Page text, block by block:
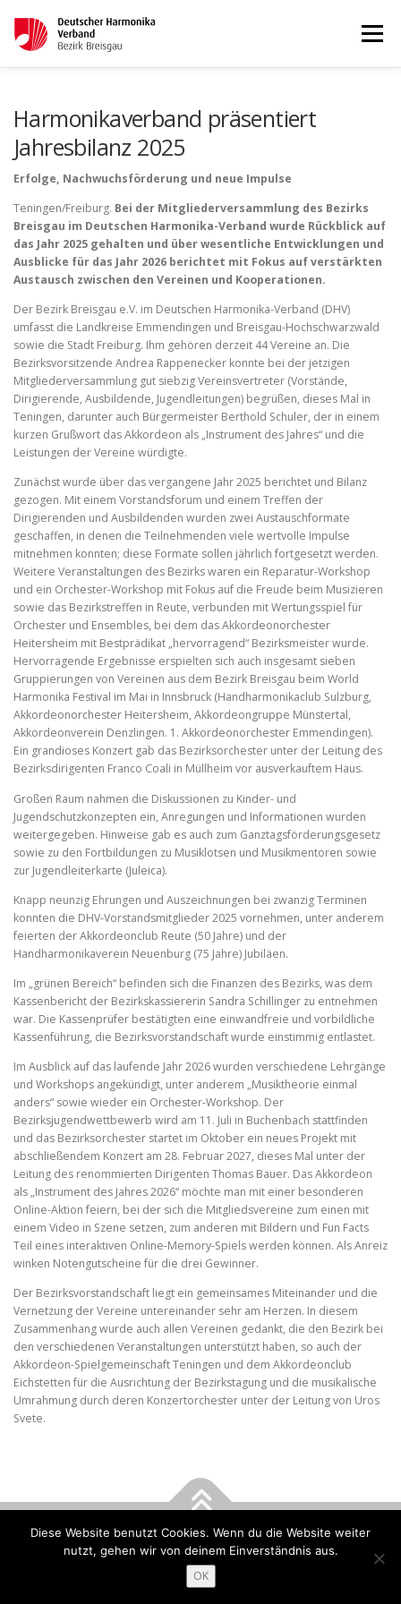
Menü
KONTAKT
Harmonikaverband präsentiert
Jahresbilanz 2025
Erfolge, Nachwuchsförderung und neue Impulse
Teningen/Freiburg. Bei der Mitgliederversammlung des Bezirks
Breisgau im Deutschen Harmonika-Verband wurde Rückblick auf
das Jahr 2025 gehalten und über wesentliche Entwicklungen und
Ausblicke für das Jahr 2026 berichtet mit Fokus auf verstärkten
Austausch zwischen den Vereinen und Kooperationen.
Der Bezirk Breisgau e.V. im Deutschen Harmonika-Verband (DHV)
umfasst die Landkreise Emmendingen und Breisgau-Hochschwarzwald
sowie die Stadt Freiburg. Ihm gehören derzeit 44 Vereine an. Die
Bezirksvorsitzende Andrea Rappenecker konnte bei der jetzigen
Mitgliederversammlung gut siebzig Vereinsvertreter (Vorstände,
Dirigierende, Ausbildende, Jugendleitungen) begrüßen, dieses Mal in
Teningen, darunter auch Bürgermeister Berthold Schuler, der in einem
kurzen Grußwort das Akkordeon als „Instrument des Jahres“ und die
Leistungen der Vereine würdigte.
Zunächst wurde über das vergangene Jahr 2025 berichtet und Bilanz
gezogen. Mit einem Vorstandsforum und einem Treffen der
Dirigierenden und Ausbildenden wurden zwei Austauschformate
geschaffen, in denen die Teilnehmenden viele wertvolle Impulse
mitnehmen konnten; diese Formate sollen jährlich fortgesetzt werden.
Weitere Veranstaltungen des Bezirks waren ein Reparatur-Workshop
und ein Orchester-Workshop mit Fokus auf die Freude beim Musizieren
sowie das Bezirkstreffen in Reute, verbunden mit Wertungsspiel für
Orchester und Ensembles, bei dem das Akkordeonorchester
Heitersheim mit Bestprädikat „hervorragend“ Bezirksmeister wurde.
Hervorragende Ergebnisse erspielten sich auch insgesamt sieben
Gruppierungen von Vereinen aus dem Bezirk Breisgau beim World
Harmonika Festival im Mai in Innsbruck (Handharmonikaclub Sulzburg,
Akkordeonorchester Heitersheim, Akkordeongruppe Münstertal,
Akkordeonverein Denzlingen. 1. Akkordeonorchester Emmendingen).
Ein grandioses Konzert gab das Bezirksorchester unter der Leitung des
Bezirksdirigenten Franco Coali in Müllheim vor ausverkauftem Haus.
Großen Raum nahmen die Diskussionen zu Kinder- und
Jugendschutzkonzepten ein, Anregungen und Informationen wurden
weitergegeben. Hinweise gab es auch zum Ganztagsförderungsgesetz
sowie zu den Fortbildungen zu Musiklotsen und Musikmentoren sowie
zur Jugendleiterkarte (Juleica).
Knapp neunzig Ehrungen und Auszeichnungen bei zwanzig Terminen
konnten die DHV-Vorstandsmitglieder 2025 vornehmen, unter anderem
feierten der Akkordeonclub Reute (50 Jahre) und der
Handharmonikaverein Neuenburg (75 Jahre) Jubiläen.
Im „grünen Bereich“ befinden sich die Finanzen des Bezirks, was dem
Kassenbericht der Bezirkskassiererin Sandra Schillinger zu entnehmen
war. Die Kassenprüfer bestätigten eine einwandfreie und vorbildliche
Kassenführung, die Bezirksvorstandschaft wurde einstimmig entlastet.
Im Ausblick auf das laufende Jahr 2026 wurden verschiedene Lehrgänge
und Workshops angekündigt, unter anderem „Musiktheorie einmal
anders“ sowie wieder ein Orchester-Workshop. Der
Bezirksjugendwettbewerb wird am 11. Juli in Buchenbach stattfinden
und das Bezirksorchester startet im Oktober ein neues Projekt mit
abschließendem Konzert am 28. Februar 2027, dieses Mal unter der
Leitung des renommierten Dirigenten Thomas Bauer. Das Akkordeon
als „Instrument des Jahres 2026“ möchte man mit einer besonderen
Online-Aktion feiern, bei der sich die Mitgliedsvereine zum einen mit
einem Video in Szene setzen, zum anderen mit Bildern und Fun Facts
Teil eines interaktiven Online-Memory-Spiels werden können. Als Anreiz
winken Notengutscheine für die drei Gewinner.
Der Bezirksvorstandschaft liegt ein gemeinsames Miteinander und die
Vernetzung der Vereine untereinander sehr am Herzen. In diesem
Zusammenhang wurde auch allen Vereinen gedankt, die den Bezirk bei
den verschiedenen Veranstaltungen unterstützt haben, so auch der
Akkordeon-Spielgemeinschaft Teningen und dem Akkordeonclub
Eichstetten für die Ausrichtung der Bezirkstagung und die musikalische
Umrahmung durch deren Konzertorchester unter der Leitung von Uros
Svete.
Copyright © 2026 DHV - Bezirk Breisgau – OnePress Theme von
FameThemes
Diese Website benutzt Cookies. Wenn du die Website weiter
nutzt, gehen wir von deinem Einverständnis aus.
OK